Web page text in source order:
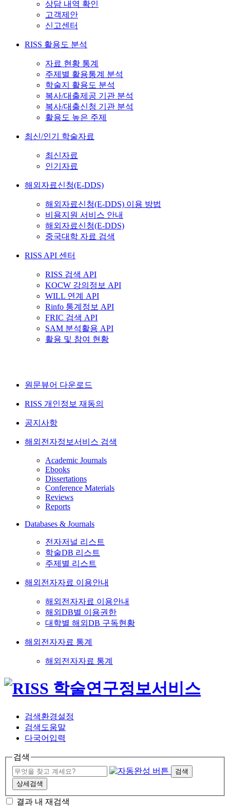
상담 내역 확인
고객제안
신고센터
RISS 활용도 분석
자료 현황 통계
주제별 활용통계 분석
학술지 활용도 분석
복사/대출제공 기관 분석
복사/대출신청 기관 분석
활용도 높은 주제
최신/인기 학술자료
최신자료
인기자료
해외자료신청(E-DDS)
해외자료신청(E-DDS) 이용 방법
비용지원 서비스 안내
해외자료신청(E-DDS)
중국대학 자료 검색
RISS API 센터
RISS 검색 API
KOCW 강의정보 API
WILL 연계 API
Rinfo 통계정보 API
FRIC 검색 API
SAM 분석활용 API
활용 및 참여 현황
원문뷰어 다운로드
RISS 개인정보 재동의
공지사항
해외전자정보서비스 검색
Academic Journals
Ebooks
Dissertations
Conference Materials
Reviews
Reports
Databases & Journals
전자저널 리스트
학술DB 리스트
주제별 리스트
해외전자자료 이용안내
해외전자자료 이용안내
해외DB별 이용권한
대학별 해외DB 구독현황
해외전자자료 통계
해외전자자료 통계
검색환경설정
검색도움말
다국어입력
검색
검색
상세검색
결과 내 재검색